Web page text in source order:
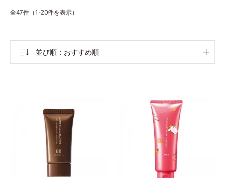
全47件（1-20件を表示）
並び順 おすすめ順